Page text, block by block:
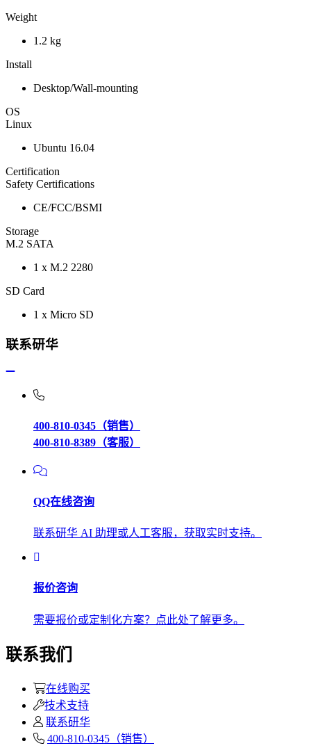
Weight
1.2 kg
Install
Desktop/Wall-mounting
OS
Linux
Ubuntu 16.04
Certification
Safety Certifications
CE/FCC/BSMI
Storage
M.2 SATA
1 x M.2 2280
SD Card
1 x Micro SD
联系研华
400-810-0345（销售）
400-810-8389（客服）
QQ在线咨询
联系研华 AI 助理或人工客服，获取实时支持。
报价咨询
需要报价或定制化方案？点此处了解更多。
联系我们
在线购买
技术支持
联系研华
400-810-0345（销售）